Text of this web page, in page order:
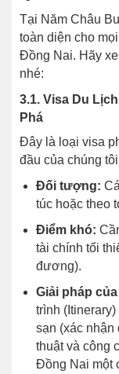
Tại Năm Châu
toàn diện cho
Đồng Nai. Hãy
nhé:
3.1. Visa Du
Phá
Đây là loại visa
đầu của chúng
Đối tượng:
túc hoặc theo
Điểm khó:
tài chính tối
đương).
Giải pháp
trình
sạn (xác
thuật và công
Đồng Nai một